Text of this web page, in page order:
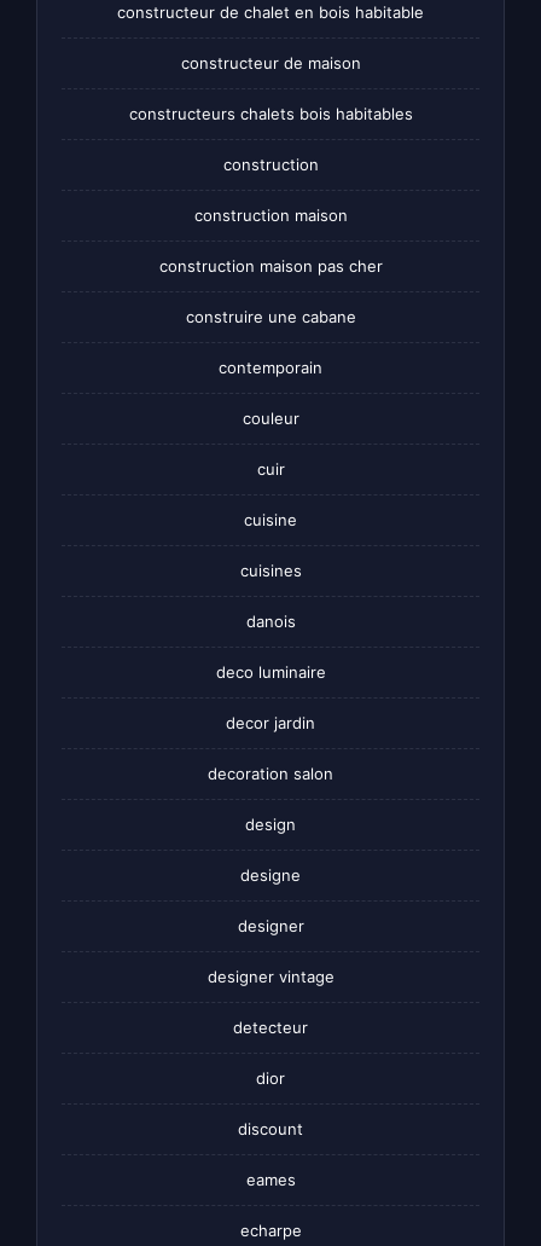
constructeur de chalet en bois habitable
constructeur de maison
constructeurs chalets bois habitables
construction
construction maison
construction maison pas cher
construire une cabane
contemporain
couleur
cuir
cuisine
cuisines
danois
deco luminaire
decor jardin
decoration salon
design
designe
designer
designer vintage
detecteur
dior
discount
eames
echarpe